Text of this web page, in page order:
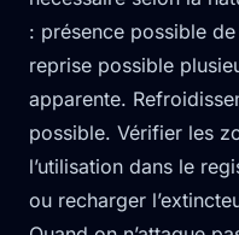
: présence possible
reprise possible
apparente.
possible. Vérifier les
l’utilisation dans le
ou recharger